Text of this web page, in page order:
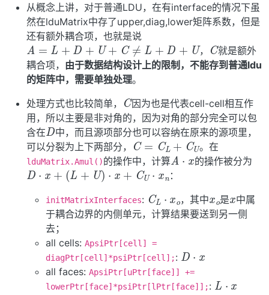
从概念上讲，对于普通LDU，在有interface的情况下虽
然在lduMatrix中存了upper,diag,lower矩阵系数，但是
还有额外耦合项，也就是说
A=L+D+U+ C≠L+D
，
就是额外
耦合项， 由于数据结构设计上的限制，不能存到普通ldu
的矩阵中，需要单独处理。
处理方式也比较简单，
因为也是代表cell-cell相互作
用，所以主要是非对角的，因为对角的部分完全可以包
含在
D
中，而且源项部分也可以容纳在原来的源项里，
可以分裂为上下两部分，
C=CL+CU
。在
lduMatrix.Amul()的操作中，计算
A⋅ x
的操作被分为
D⋅x+(L+U)⋅x+CU⋅xn
：
initMatrixInterfaces: ，其中 是
中属
于耦合边界的内侧单元，计算结果要送到另一侧
去；
all cells: ApsiPtr[cell] =
diagPtr[cell]*psiPtr[cell];:
all faces: ApsiPtr[uPtr[face]] +=
lowerPtr[face]*psiPtr[lPtr[face]];: